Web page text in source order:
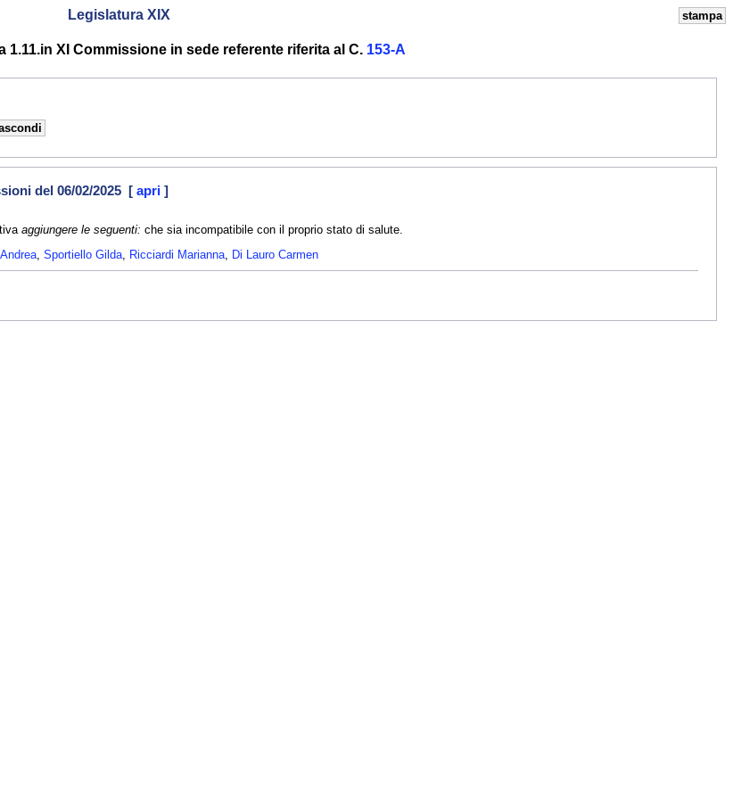
stampa
Legislatura XIX
1.11.in XI Commissione in sede referente riferita al C. 153-A
del 06/02/2025 [ apri ]
aggiungere le seguenti: che sia incompatibile con il proprio stato di salute.
Sportiello Gilda Ricciardi Marianna Di Lauro Carmen